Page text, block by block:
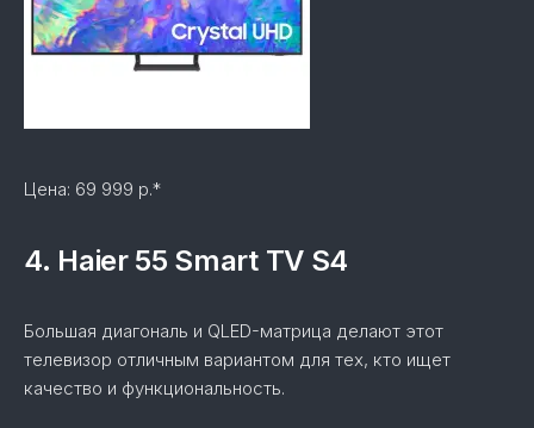
Цена: 69 999 р.*
4. Haier 55 Smart TV S4
Большая диагональ и QLED-матрица делают этот
телевизор отличным вариантом для тех, кто ищет
качество и функциональность.